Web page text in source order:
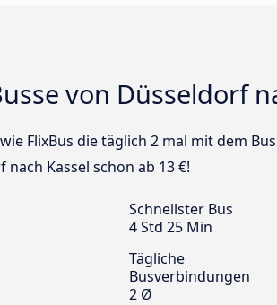
von Düsseldorf
FlixBus die täglich 2 mal mit dem
Kassel schon ab 13 €!
Schnellster Bus
4 Std 25 Min
Tägliche
Busverbindungen
2 Ø